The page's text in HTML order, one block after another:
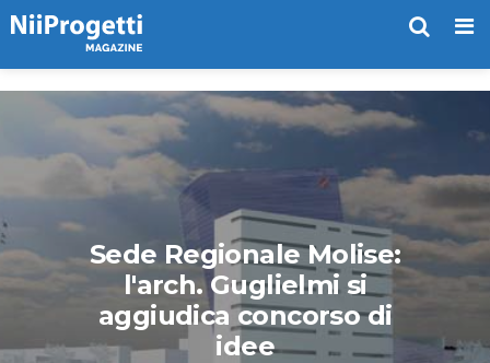
Sede Regionale Molise:
l'arch. Guglielmi si
aggiudica concorso di
idee